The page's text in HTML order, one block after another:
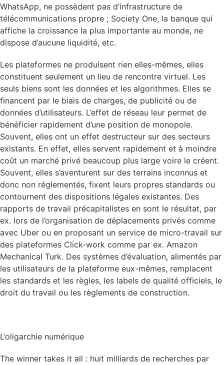
WhatsApp, ne possèdent pas d’infrastructure de
télécommunications propre ; Society One, la banque qui
affiche la croissance la plus importante au monde, ne
dispose d’aucune liquidité, etc.
Les plateformes ne produisent rien elles-mêmes, elles
constituent seulement un lieu de rencontre virtuel. Les
seuls biens sont les données et les algorithmes. Elles se
financent par le biais de charges, de publicité ou de
données d’utilisateurs. L’effet de réseau leur permet de
bénéficier rapidement d’une position de monopole.
Souvent, elles ont un effet destructeur sur des secteurs
existants. En effet, elles servent rapidement et à moindre
coût un marché privé beaucoup plus large voire le créent.
Souvent, elles s’aventurent sur des terrains inconnus et
donc non réglementés, fixent leurs propres standards ou
contournent des dispositions légales existantes. Des
rapports de travail précapitalistes en sont le résultat, par
ex. lors de l’organisation de déplacements privés comme
avec Uber ou en proposant un service de micro-travail sur
des plateformes Click-work comme par ex. Amazon
Mechanical Turk. Des systèmes d’évaluation, alimentés par
les utilisateurs de la plateforme eux-mêmes, remplacent
les standards et les règles, les labels de qualité officiels, le
droit du travail ou les règlements de construction.
L’oligarchie numérique
The winner takes it all : huit milliards de recherches par